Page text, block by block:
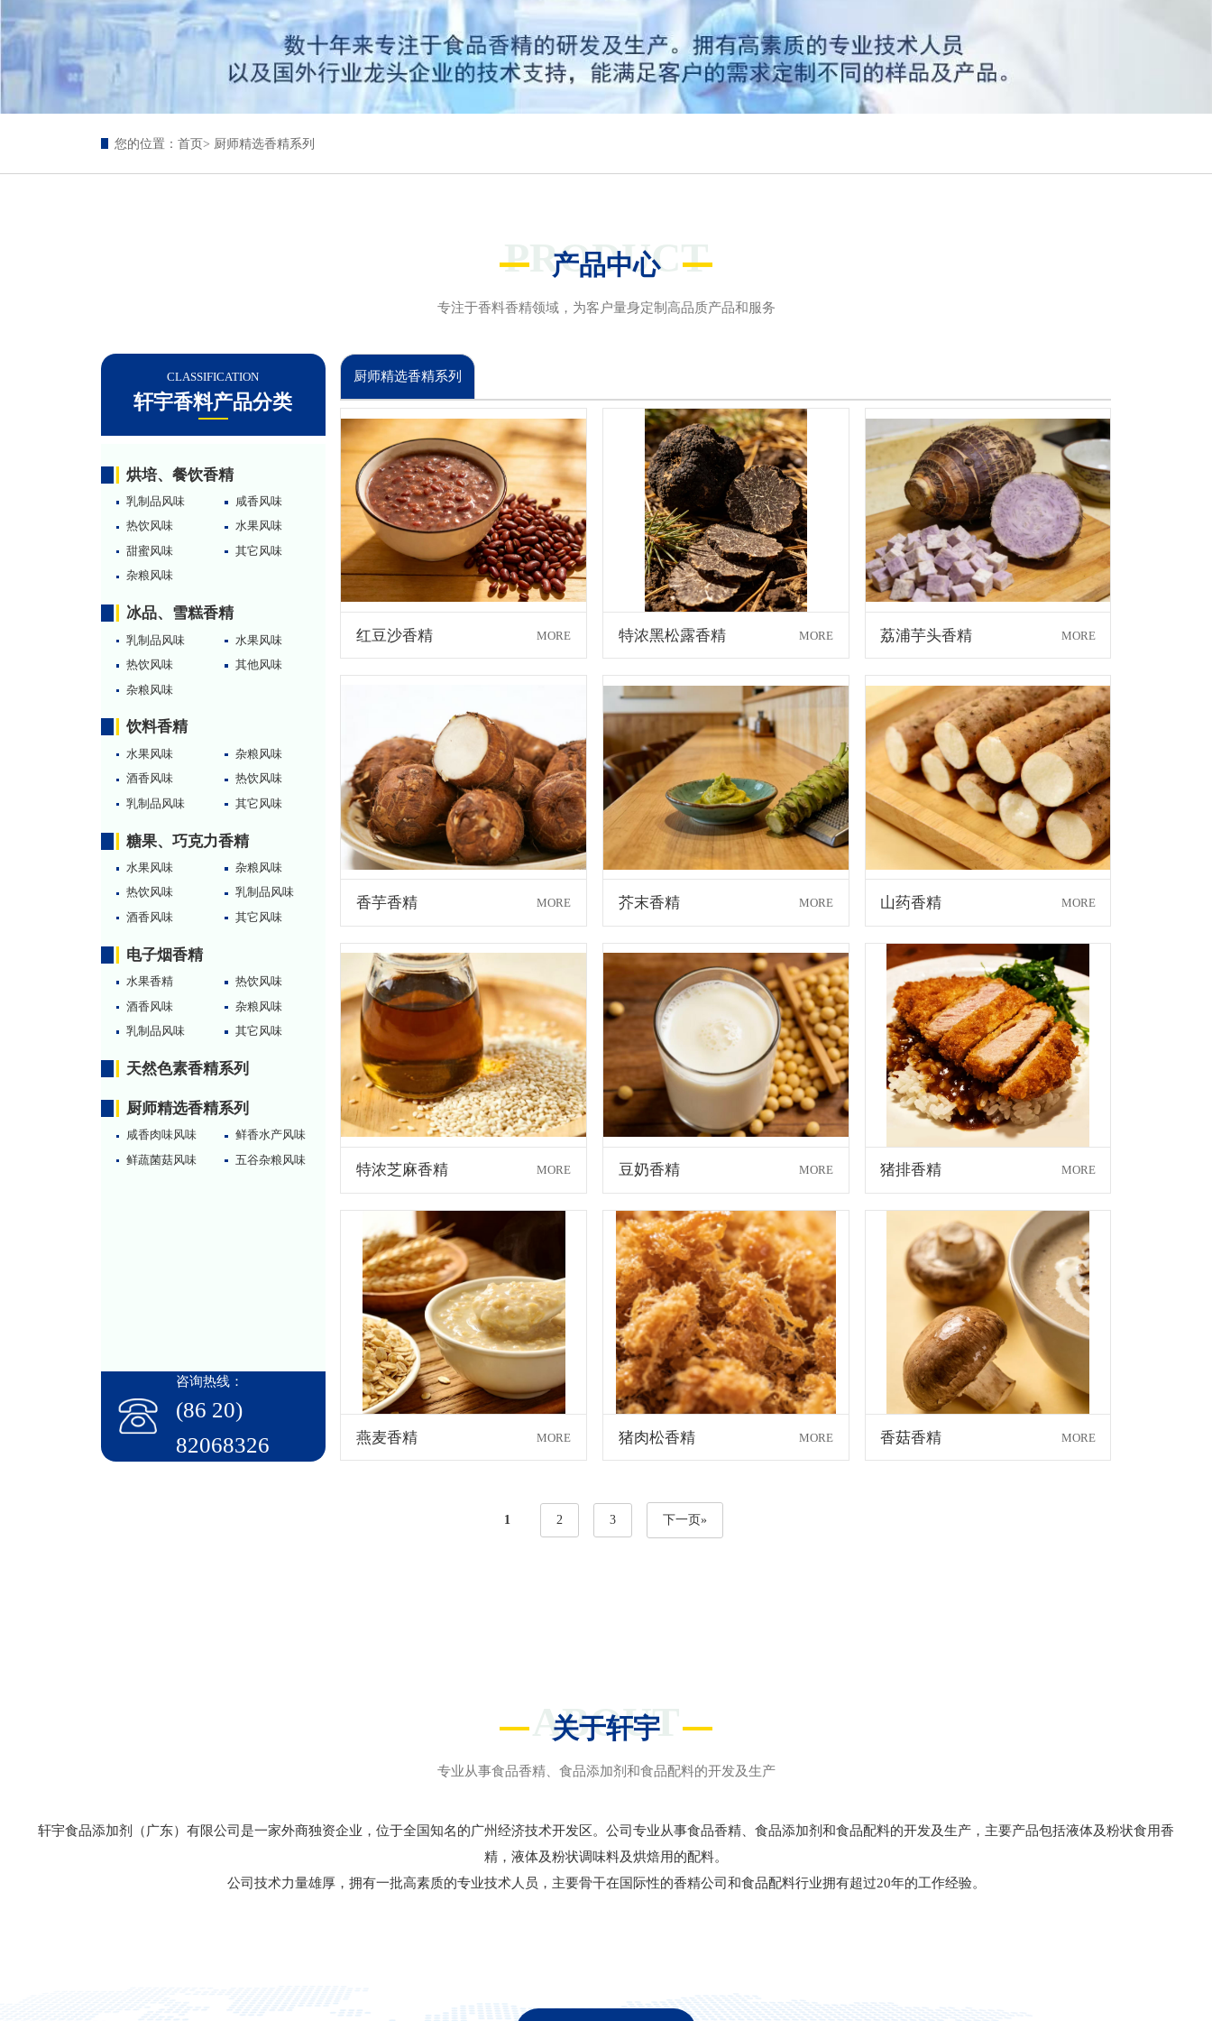
您的位置： 首页> 厨师精选香精系列
PRODUCT
产品中心
专注于香料香精领域，为客户量身定制高品质产品和服务
CLASSIFICATION
轩宇香料产品分类
烘培、餐饮香精
乳制品风味
咸香风味
热饮风味
水果风味
甜蜜风味
其它风味
杂粮风味
冰品、雪糕香精
乳制品风味
水果风味
热饮风味
其他风味
杂粮风味
饮料香精
水果风味
杂粮风味
酒香风味
热饮风味
乳制品风味
其它风味
糖果、巧克力香精
水果风味
杂粮风味
热饮风味
乳制品风味
酒香风味
其它风味
电子烟香精
水果香精
热饮风味
酒香风味
杂粮风味
乳制品风味
其它风味
天然色素香精系列
厨师精选香精系列
咸香肉味风味
鲜香水产风味
鲜蔬菌菇风味
五谷杂粮风味
咨询热线：
(86 20)
82068326
厨师精选香精系列
红豆沙香精 MORE 特浓黑松露香精 MORE 荔浦芋头香精 MORE
香芋香精 MORE 芥末香精 MORE 山药香精 MORE
特浓芝麻香精 MORE 豆奶香精 MORE 猪排香精 MORE
燕麦香精 MORE 猪肉松香精 MORE 香菇香精 MORE
1 2 3 下一页»
ABOUT
关于轩宇
专业从事食品香精、食品添加剂和食品配料的开发及生产
轩宇食品添加剂（广东）有限公司是一家外商独资企业，位于全国知名的广州经济技术开发区。公司专业从事食品香精、食品添加剂和食品配料的开发及生产，主要产品包括液体及粉状食用香
精，液体及粉状调味料及烘焙用的配料。
公司技术力量雄厚，拥有一批高素质的专业技术人员，主要骨干在国际性的香精公司和食品配料行业拥有超过20年的工作经验。